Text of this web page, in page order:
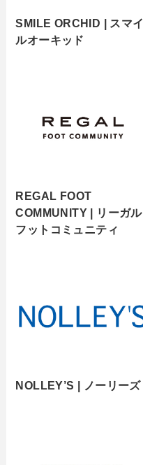
SMILE ORCHID | スマイ
ルオーキッド
REGAL FOOT
COMMUNITY | リーガル
フットコミュニティ
NOLLEY’S | ノーリーズ